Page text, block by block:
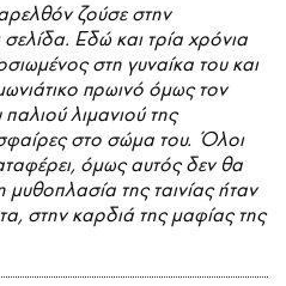
ζούσε στην
σελίδα. Εδώ και τρία χρόνια
στη γυναίκα του και
πρωινό όμως τον
λιμανιού της
στο σώμα του. Όλοι
όμως αυτός δεν θα
της ταινίας ήταν
στην καρδιά της μαφίας της